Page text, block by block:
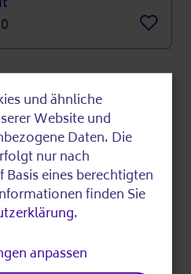
30.01.2026
teilen
und ähnliche
Website und
Daten. Die
nur nach
eines berechtigten
finden Sie
.
anpassen